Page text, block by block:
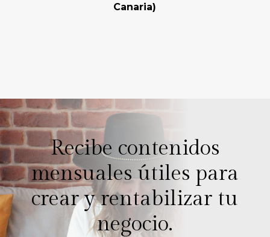
Canaria)
Recibe contenidos
mensuales útiles para
crear y rentabilizar tu
negocio.